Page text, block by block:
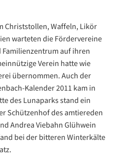
Christstollen, Waffeln, Likör
warteten die Fördervereine
auf ihren
Verein hatte wie
übernommen. Auch der
Kalender 2011 kam in
des Lunaparks stand ein
Schützenhof des amtiereden
Andrea Viebahn Glühwein
bei der bitteren Winterkälte